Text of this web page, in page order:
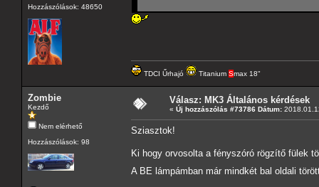
Hozzászólások: 48650
TDCI Űrhajó Titanium Smax 18"
Zombie
Kezdő
Nem elérhető
Hozzászólások: 98
Válasz: MK3 Általános kérdések
« Új hozzászólás #73786 Dátum:
Sziasztok!
Ki hogy orvosolta a fényszóró rögzítő fülek
A BE lámpámban már mindkét bal oldali